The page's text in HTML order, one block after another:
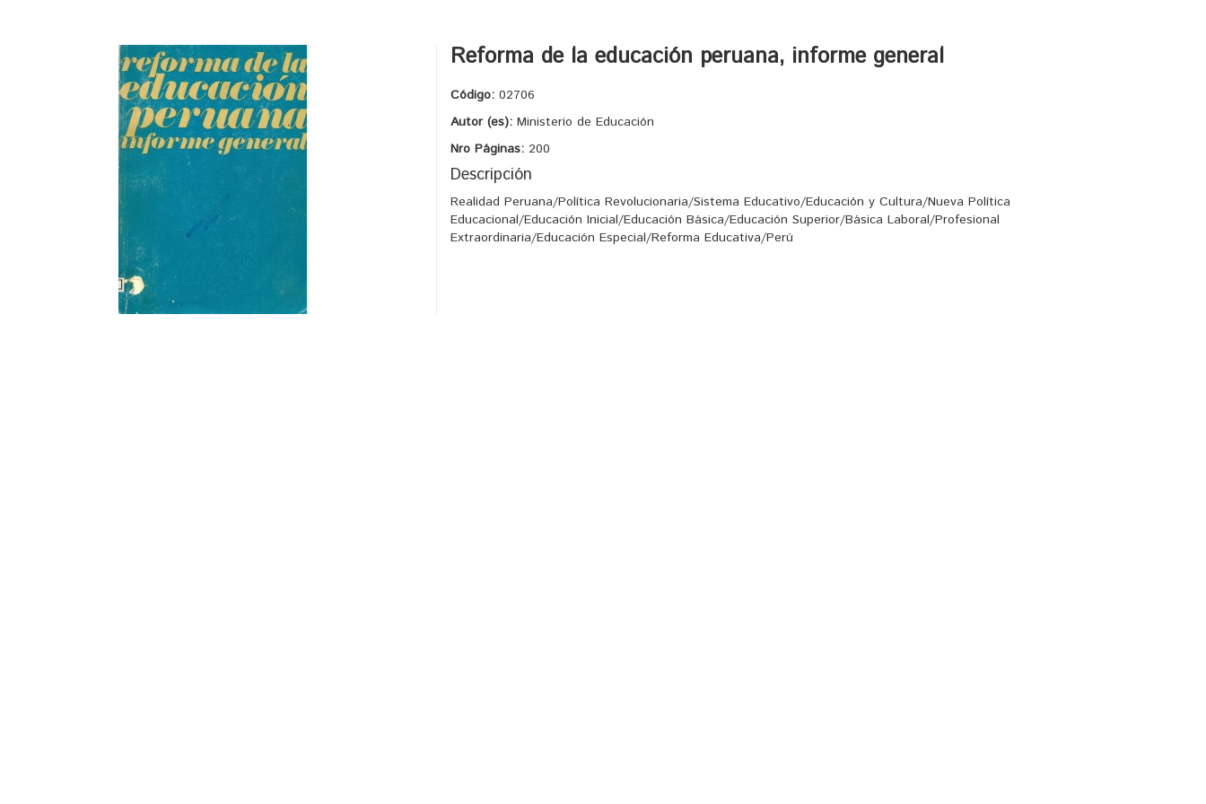
Reforma de la educación peruana, informe general
Código: 02706
Autor (es): Ministerio de Educación
Nro Páginas: 200
Descripción
Realidad Peruana/Política Revolucionaria/Sistema Educativo/Educación y Cultura/Nueva Política
Educacional/Educación Inicial/Educación Básica/Educación Superior/Básica Laboral/Profesional
Extraordinaria/Educación Especial/Reforma Educativa/Perú